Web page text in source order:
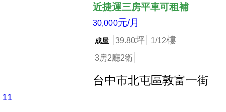
近捷運三房平車可租補
30,000元/月
成屋 39.80坪 1/12樓
3房2廳2衛
台中市北屯區敦富一街
店長推薦
11